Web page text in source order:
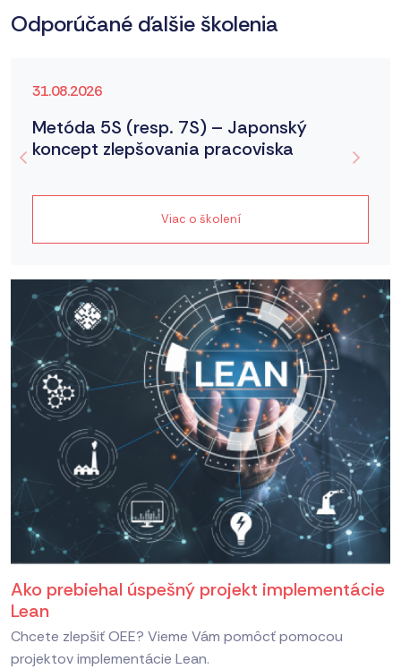
Odporúčané ďalšie školenia
31.08.2026
Metóda 5S (resp. 7S) – Japonský
koncept zlepšovania pracoviska
Viac o školení
Ako prebiehal úspešný projekt implementácie
Lean
Chcete zlepšiť OEE? Vieme Vám pomôcť pomocou
projektov implementácie Lean.